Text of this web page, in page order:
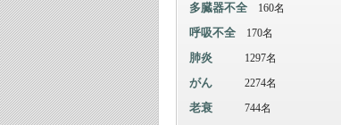
多臓器不全 160名
呼吸不全 170名
肺炎 1297名
がん 2274名
老衰 744名